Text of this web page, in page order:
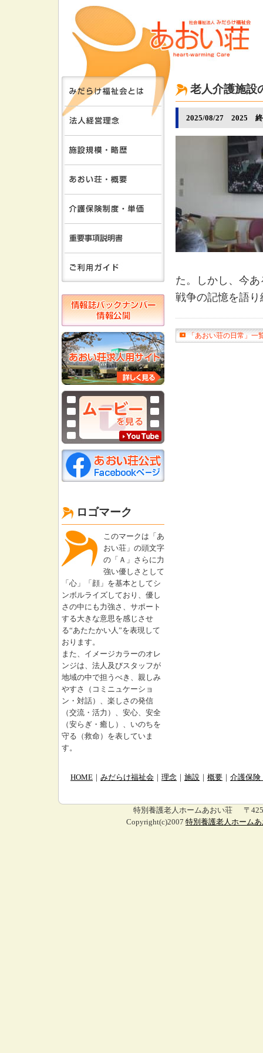
ロゴマーク
このマークは「あ
おい荘」の頭文字
の「Ａ」さらに力
強い優しさとして
「心」「顔」を基本としてシ
ンボルライズしており、優し
さの中にも力強さ、サポート
する大きな意思を感じさせ
る“あたたかい人”を表現して
おります。
また、イメージカラーのオレ
ンジは、法人及びスタッフが
地域の中で担うべき、親しみ
やすさ（コミニュケーショ
ン・対話）、楽しさの発信
（交流・活力）、安心、安全
（安らぎ・癒し）、いのちを
守る（救命）を表していま
す。
老人介護施設
2025/08/27 2025 終
た。しかし、今
戦争の記憶を語
「あおい荘の日常」一
HOME みだらけ福祉会 理念 施設 概要 介護保険
特別養護老人ホームあおい荘 〒
Copyright(c)2007 特別養護老人ホーム